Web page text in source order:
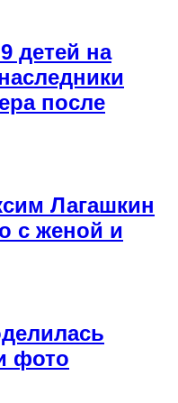
детей на
после
Лагашкин
с женой и
фото